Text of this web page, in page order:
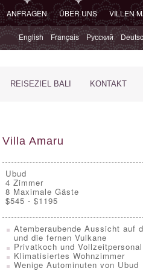
ANFRAGEN ÜBER UNS VILLEN
English Français Русский
REISEZIEL BALI KONTAKT
Villa Amaru
Ubud
4 Zimmer
8 Maximale Gäste
$545 - $1195
Atemberaubende Aussicht auf
und die fernen Vulkane
Privatkoch und Vollzeitpersonal
Klimatisiertes Wohnzimmer
Wenige Autominuten von Ubud